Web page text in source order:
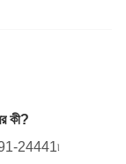
কী?
24441৷